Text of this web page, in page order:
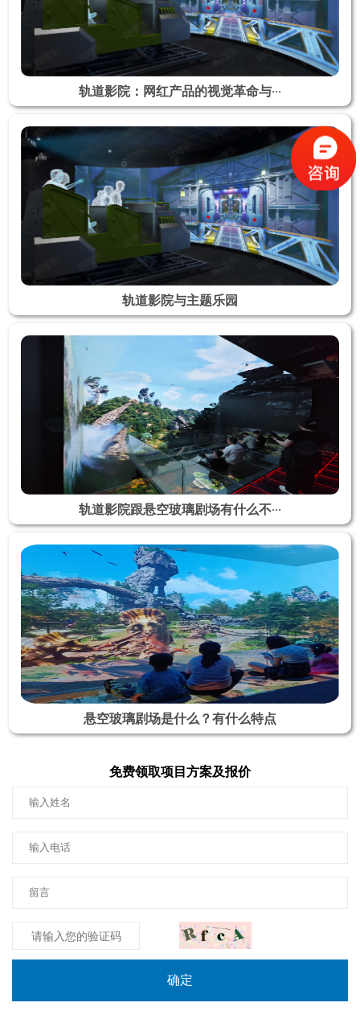
轨道影院：网红产品的视觉革命与···
轨道影院与主题乐园
轨道影院跟悬空玻璃剧场有什么不···
悬空玻璃剧场是什么？有什么特点
免费领取项目方案及报价
确定